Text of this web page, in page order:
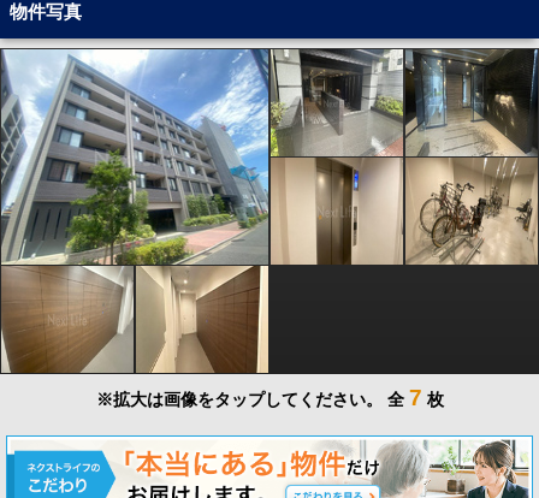
物件写真
※拡大は画像をタップしてください。 全 7 枚